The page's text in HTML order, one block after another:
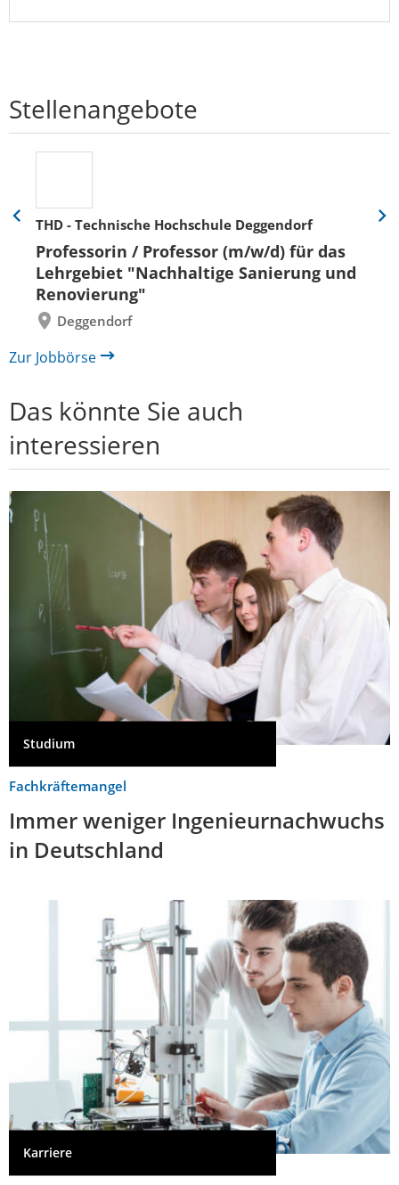
Stellenangebote
THD - Technische Hochschule Deggendorf
Professorin / Professor (m/w/d) für das
Lehrgebiet "Nachhaltige Sanierung und
Renovierung"
Deggendorf
Eine
zurück
Eine
Zur Jobbörse
Das könnte Sie auch
interessieren
Studium
Fachkräftemangel
Immer weniger Ingenieurnachwuchs
in Deutschland
Karriere